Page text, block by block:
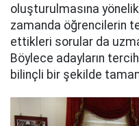
oluşturulmasına
zamanda öğrencilerin
ettikleri sorular da
Böylece adayların
bilinçli bir şekilde